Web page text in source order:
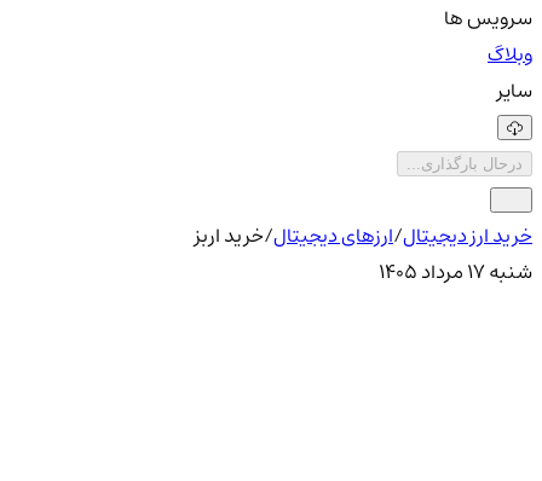
سرویس ها
وبلاگ
سایر
درحال بارگذاری...
خرید ارز دیجیتال/ارزهای دیجیتال/خرید اربز
شنبه ۱۷ مرداد ۱۴۰۵